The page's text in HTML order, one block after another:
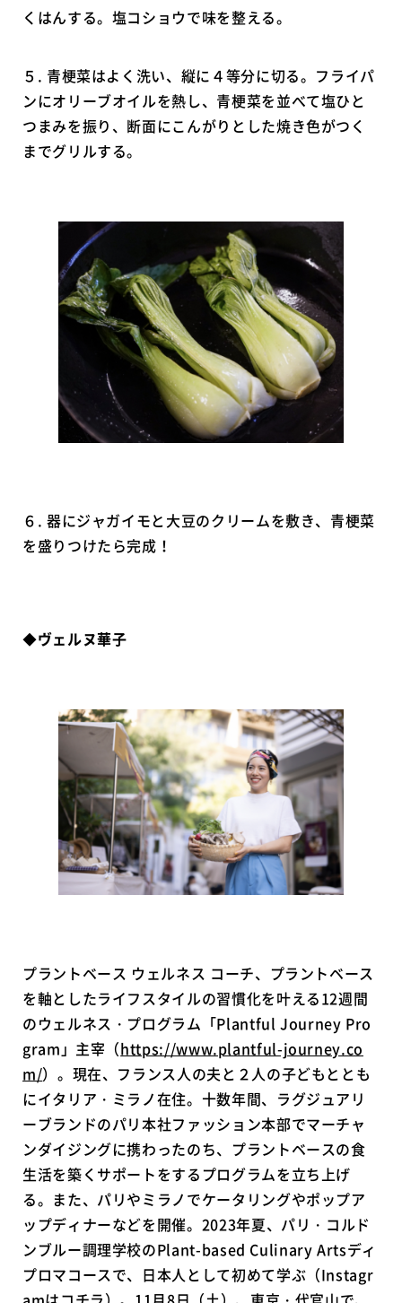
くはんする。塩コショウで味を整える。
５. 青梗菜はよく洗い、縦に４等分に切る。フライパ
ンにオリーブオイルを熱し、青梗菜を並べて塩ひと
つまみを振り、断面にこんがりとした焼き色がつく
までグリルする。
６. 器にジャガイモと大豆のクリームを敷き、青梗菜
を盛りつけたら完成！
◆ヴェルヌ華子
プラントベース ウェルネス コーチ、プラントベース
を軸としたライフスタイルの習慣化を叶える12週間
のウェルネス・プログラム「Plantful Journey Pro
gram」主宰（https://www.plantful-journey.co
m/）。現在、フランス人の夫と２人の子どもととも
にイタリア・ミラノ在住。十数年間、ラグジュアリ
ーブランドのパリ本社ファッション本部でマーチャ
ンダイジングに携わったのち、プラントベースの食
生活を築くサポートをするプログラムを立ち上げ
る。また、パリやミラノでケータリングやポップア
ップディナーなどを開催。2023年夏、パリ・コルド
ンブルー調理学校のPlant-based Culinary Artsディ
プロマコースで、日本人として初めて学ぶ（Instagr